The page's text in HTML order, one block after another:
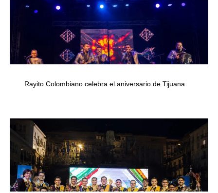
Rayito Colombiano celebra el aniversario de Tijuana